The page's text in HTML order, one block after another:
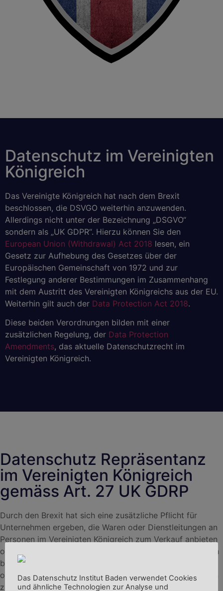
Datenschutz im Vereinigten
Königreich
Das Vereinigte Königreich hat nach dem Brexit
beschlossen, die DSVGO weiterhin anzuwenden.
Allerdings nicht unter der Bezeichnung „DSGVO“
sondern als „UK GDPR“. Hierzu können Sie den
European Union (Withdrawal) Act 2018 lesen, ein
Gesetz zur Aufhebung des Gesetzes über der
Europäischen Gemeinschaft von 1972 und zur
Festlegung anderer Bestimmungen im Zusammenhang
mit dem Austritt des Vereinigten Königreichs aus der EU.
Weiterhin gilt auch der Data Protection Act 2018.
Diese beiden Verordnungen bilden mit einer
zusätzlichen Regelung, der Data Protection
Amendments, das aktuelle Datenschutzrecht im
Vereinigten Königreich.
Datenschutz Repräsentanz
im Vereinigten Königreich
gemäss Art. 27 UK GDRP
Durch den Brexit hat sich eine zusätzliche Pflicht für
Unternehmen ergeben, die Waren oder Dienstleitungen an
Personen im Vereinigten Königreich zum Verkauf anbieten
oder das Profiling von Personen im Vereinigten Königreich
betreiben. Diese Unternehmen müssen jetzt, unabhängig
ob sie schon einen Datenschutzbeauftragten haben, einen
zusätzlichen Repräsentanten im Vereinigten Königreich
Das Datenschutz Institut Baden verwendet Cookies
und ähnliche Technologien zur Analyse und